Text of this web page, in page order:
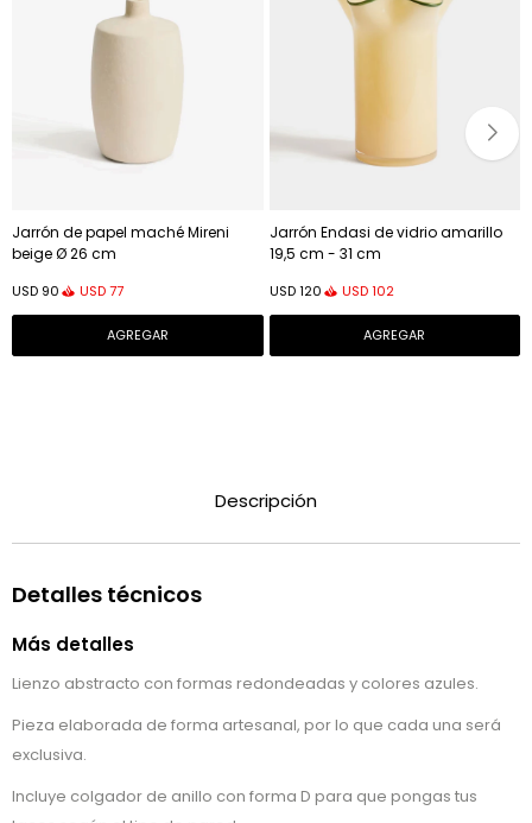
Jarrón de papel maché Mireni
beige Ø 26 cm
USD 90 USD77
Jarrón Endasi de vidrio amarillo
19,5 cm - 31 cm
USD 120 USD 102
Descripción
Detalles técnicos
Más detalles
Lienzo abstracto con formas redondeadas y colores azules.
Pieza elaborada de forma artesanal, por lo que cada una será
exclusiva.
Incluye colgador de anillo con forma D para que pongas tus